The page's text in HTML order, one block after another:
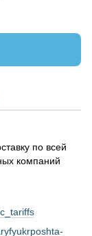
по всей
компаний